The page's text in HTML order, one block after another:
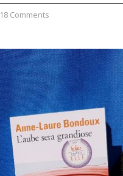
18 Comments